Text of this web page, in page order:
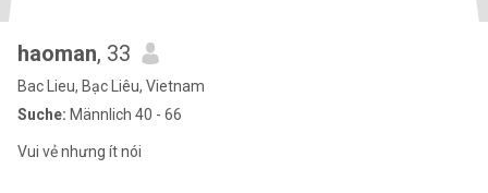
haoman, 33
Bac Lieu, Bạc Liêu, Vietnam
Suche: Männlich 40 - 66
Vui vẻ nhưng ít nói